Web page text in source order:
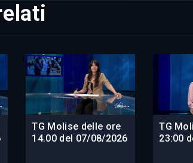
TG Molise delle ore
14.00 del 07/08/2026
TG
23:00